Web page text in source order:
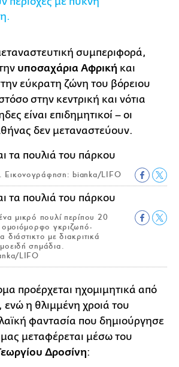
συμπεριφορά,
υποσαχάρια Αφρική και
εύκρατη ζώνη του βόρειου
στην κεντρική και νότια
είναι επιδημητικοί – οι
δεν μεταναστεύουν.
Εικονογράφηση: bianka/LIFO
μικρό πουλί περίπου 20
ομοιόμορφο γκριζωπό-
με διακριτικά
σημάδια.
LIFO
προέρχεται ηχομιμητικά από
η θλιμμένη χροιά του
φαντασία που δημιούργησε
μας μεταφέρεται μέσω του
Δροσίνη: